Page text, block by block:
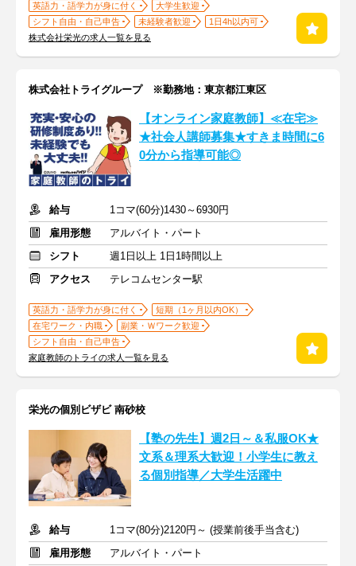
英語力・語学力が身に付く
大学生歓迎
シフト自由・自己申告
未経験者歓迎
1日4h以内可
株式会社栄光の求人一覧を見る
株式会社トライグループ ※勤務地：東京都江東区
【オンライン家庭教師】≪在宅≫
★社会人講師募集★すきま時間に6
0分から指導可能◎
給与
1コマ(60分)1430～6930円
雇用形態
アルバイト・パート
シフト
週1日以上 1日1時間以上
アクセス
テレコムセンター駅
英語力・語学力が身に付く
短期（1ヶ月以内OK）
在宅ワーク・内職
副業・Ｗワーク歓迎
シフト自由・自己申告
家庭教師のトライの求人一覧を見る
栄光の個別ビザビ 南砂校
【塾の先生】週2日～＆私服OK★
文系＆理系大歓迎！小学生に教え
る個別指導／大学生活躍中
給与
1コマ(80分)2120円～ (授業前後手当含む)
雇用形態
アルバイト・パート